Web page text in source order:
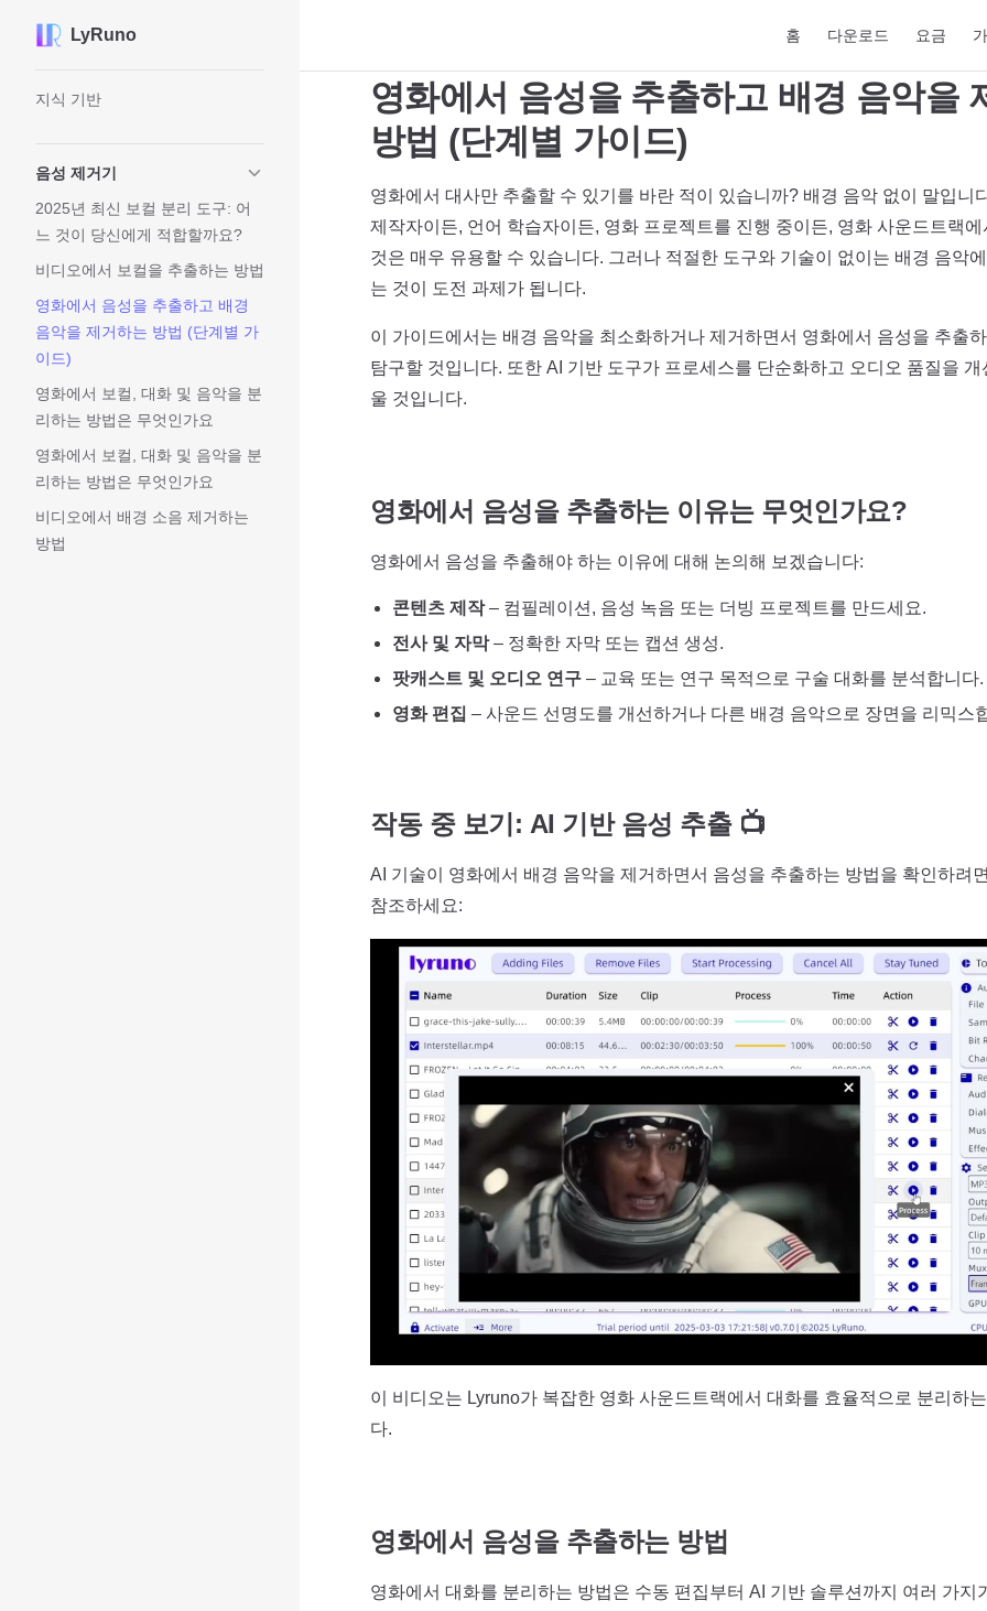
Skip to content
LyRuno 홈 다운로드 요금
지식 기반
음성 제거기
2025년 최신 보컬 분리 도구: 어
느 것이 당신에게 적합할까요?
비디오에서 보컬을 추출하는 방법
영화에서 음성을 추출하고 배경
음악을 제거하는 방법 (단계별 가
이드)
영화에서 보컬, 대화 및 음악을 분
리하는 방법은 무엇인가요
영화에서 보컬, 대화 및 음악을 분
리하는 방법은 무엇인가요
비디오에서 배경 소음 제거하는
방법
영화에서 음성을 추출하고 배경 음악을
방법 (단계별 가이드)
영화에서 대사만 추출할 수 있기를 바란 적이 있습니까? 배경 음악 없이 말입니
제작자이든, 언어 학습자이든, 영화 프로젝트를 진행 중이든, 영화 사운드트랙
것은 매우 유용할 수 있습니다. 그러나 적절한 도구와 기술이 없이는 배경 음악
는 것이 도전 과제가 됩니다.
이 가이드에서는 배경 음악을 최소화하거나 제거하면서 영화에서 음성을 추출
탐구할 것입니다. 또한 AI 기반 도구가 프로세스를 단순화하고 오디오 품질을 개
울 것입니다.
영화에서 음성을 추출하는 이유는 무엇인가요?
영화에서 음성을 추출해야 하는 이유에 대해 논의해 보겠습니다:
콘텐츠 제작– 컴필레이션, 음성 녹음 또는 더빙 프로젝트를 만드세요.
전사 및 자막– 정확한 자막 또는 캡션 생성.
팟캐스트 및 오디오 연구 – 교육 또는 연구 목적으로 구술 대화를 분석합니다.
영화 편집 – 사운드 선명도를 개선하거나 다른 배경 음악으로 장면을 리믹스
작동 중 보기: AI 기반 음성 추출 📺
AI 기술이 영화에서 배경 음악을 제거하면서 음성을 추출하는 방법을 확인하려
참조하세요:
이 비디오는 Lyruno가 복잡한 영화 사운드트랙에서 대화를 효율적으로 분리하
다.
영화에서 음성을 추출하는 방법
영화에서 대화를 분리하는 방법은 수동 편집부터 AI 기반 솔루션까지 여러 가지